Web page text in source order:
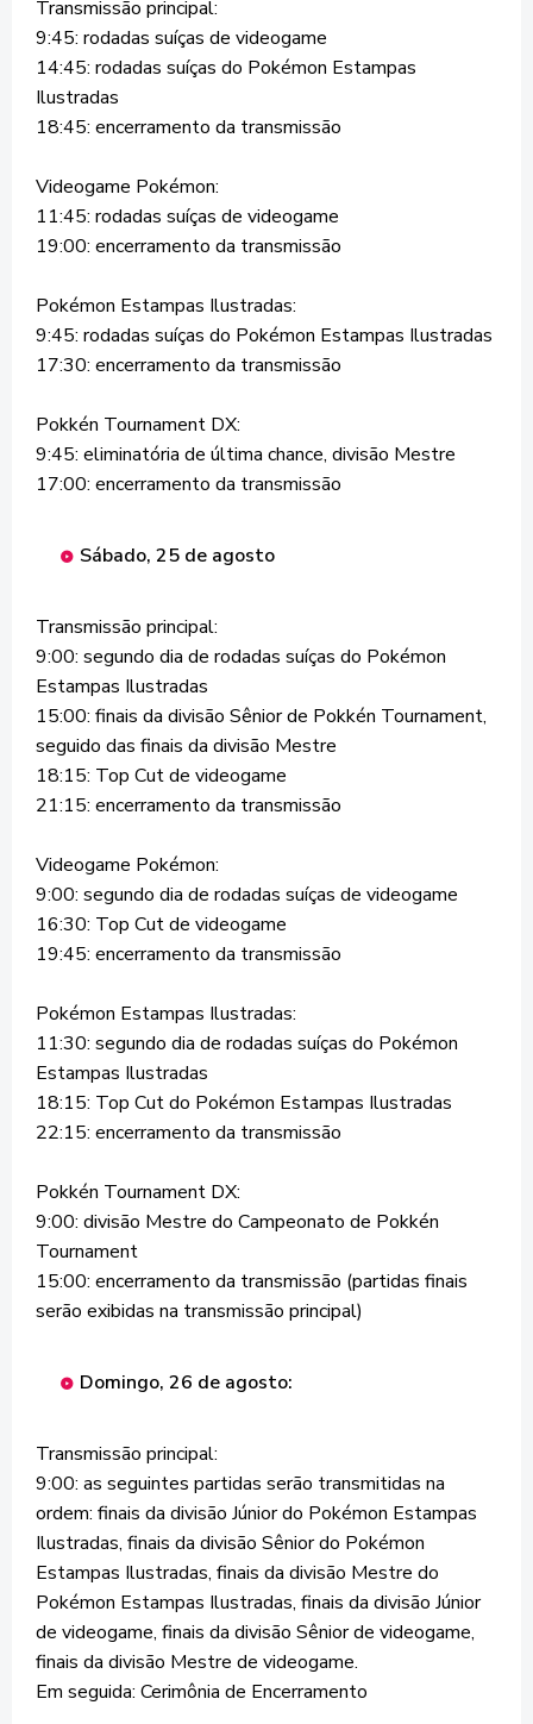
Transmissão principal:
9:45: rodadas suíças de videogame
14:45: rodadas suíças do Pokémon Estampas
Ilustradas
18:45: encerramento da transmissão
Videogame Pokémon:
11:45: rodadas suíças de videogame
19:00: encerramento da transmissão
Pokémon Estampas Ilustradas:
9:45: rodadas suíças do Pokémon Estampas Ilustradas
17:30: encerramento da transmissão
Pokkén Tournament DX:
9:45: eliminatória de última chance, divisão Mestre
17:00: encerramento da transmissão
Sábado, 25 de agosto
Transmissão principal:
9:00: segundo dia de rodadas suíças do Pokémon
Estampas Ilustradas
15:00: finais da divisão Sênior de Pokkén Tournament,
seguido das finais da divisão Mestre
18:15: Top Cut de videogame
21:15: encerramento da transmissão
Videogame Pokémon:
9:00: segundo dia de rodadas suíças de videogame
16:30: Top Cut de videogame
19:45: encerramento da transmissão
Pokémon Estampas Ilustradas:
11:30: segundo dia de rodadas suíças do Pokémon
Estampas Ilustradas
18:15: Top Cut do Pokémon Estampas Ilustradas
22:15: encerramento da transmissão
Pokkén Tournament DX:
9:00: divisão Mestre do Campeonato de Pokkén
Tournament
15:00: encerramento da transmissão (partidas finais
serão exibidas na transmissão principal)
Domingo, 26 de agosto:
Transmissão principal:
9:00: as seguintes partidas serão transmitidas na
ordem: finais da divisão Júnior do Pokémon Estampas
Ilustradas, finais da divisão Sênior do Pokémon
Estampas Ilustradas, finais da divisão Mestre do
Pokémon Estampas Ilustradas, finais da divisão Júnior
de videogame, finais da divisão Sênior de videogame,
finais da divisão Mestre de videogame.
Em seguida: Cerimônia de Encerramento